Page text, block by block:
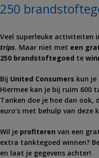
250
Veel superleuke activiteiten
trips. Maar niet met een
250 brandstoftegoed te
Bij United Consumers kun
Hiermee kan je bij ruim 600
Tanken doe je hoe dan ook,
euro’s met behulp van deze
Wil je profiteren van een
extra tanktegoed winnen?
en laat je gegevens achter!